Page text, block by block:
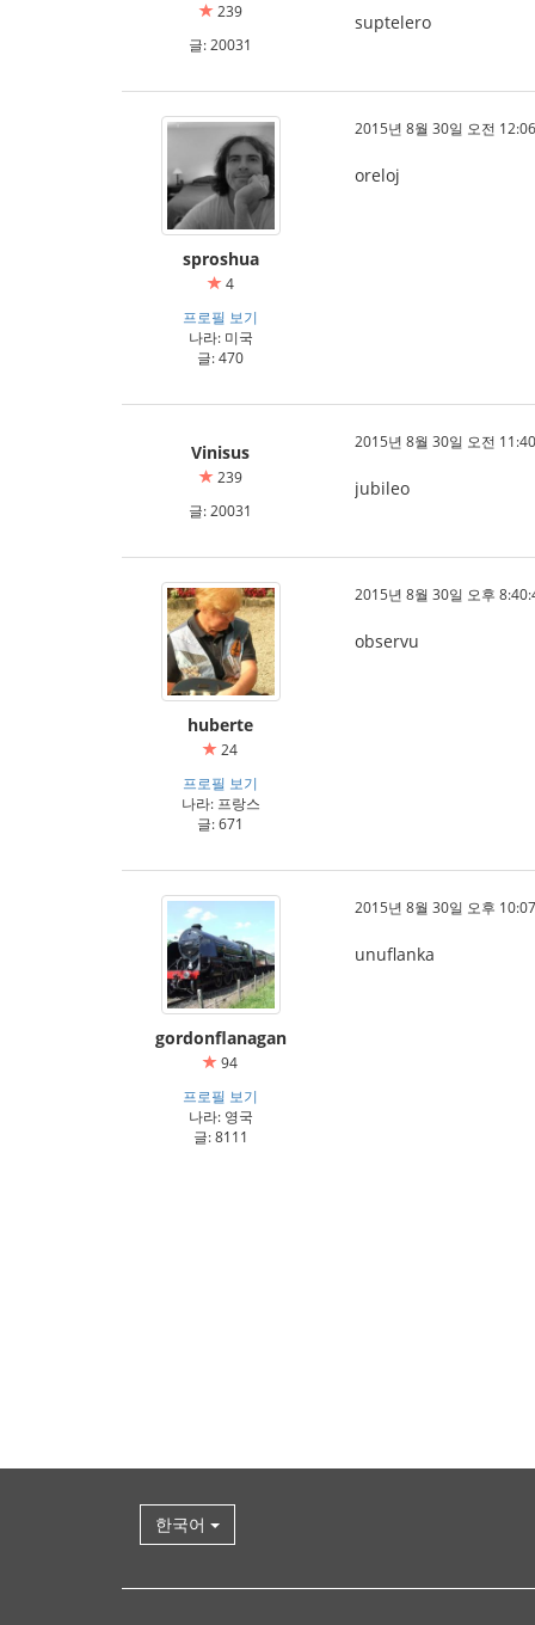
239
글: 20031
suptelero
sproshua
4
프로필 보기
나라: 미국
글: 470
2015년 8월 30일 오전
oreloj
Vinisus
239
글: 20031
2015년 8월 30일 오전
jubileo
huberte
24
프로필 보기
나라: 프랑스
글: 671
2015년 8월 30일 오후
observu
gordonflanagan
94
프로필 보기
나라: 영국
글: 8111
2015년 8월 30일 오후
unuflanka
한국어